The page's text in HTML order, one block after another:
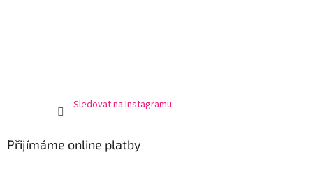
Sledovat na Instagramu
Přijímáme online platby